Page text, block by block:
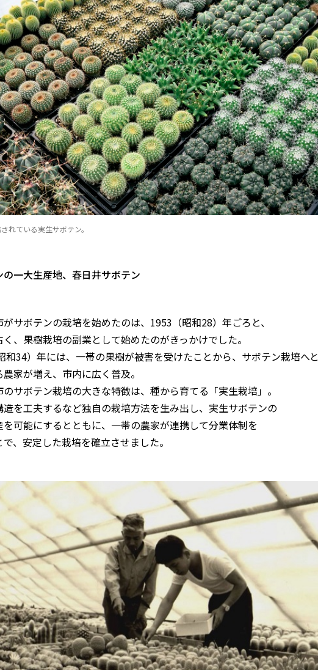
れている実生サボテン。
の一大生産地、春日井サボテン
サボテンの栽培を始めたのは、1953（昭和28）年ごろと、
、果樹栽培の副業として始めたのがきっかけでした。
和34）年には、一帯の果樹が被害を受けたことから、サボテン栽培へと
家が増え、市内に広く普及。
サボテン栽培の大きな特徴は、種から育てる「実生栽培」。
造を工夫するなど独自の栽培方法を生み出し、実生サボテンの
を可能にするとともに、一帯の農家が連携して分業体制を
、安定した栽培を確立させました。